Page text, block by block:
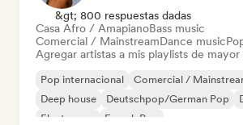
&gt; 800 respuestas dadas
Casa Afro / AmapianoBass music
Comercial / MainstreamDance music
Agregar artistas a mis playlists de
Pop internacional Comercial /
Deep house
Deutschpop/German Pop
Electropop
French Pop